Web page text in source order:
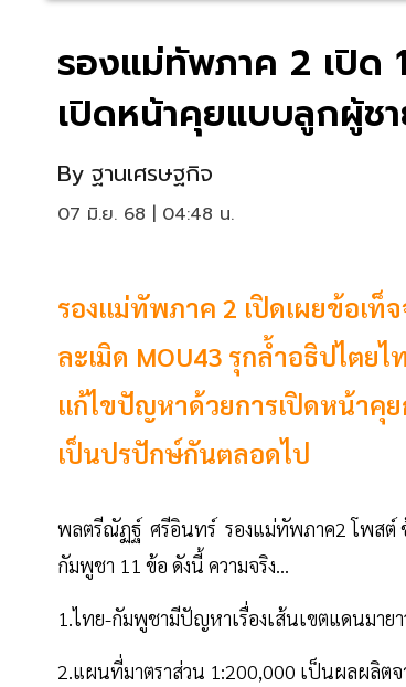
รองแม่ทัพภาค 2 เปิด
เปิดหน้าคุยแบบลูกผู้ช
By ฐานเศรษฐกิจ
07 มิ.ย. 68 | 04:48 น.
รองแม่ทัพภาค 2 เปิดเผยข้อเ
ละเมิด MOU43 รุกล้ำอธิปไตย
แก้ไขปัญหาด้วยการเปิดหน้าคุย
เป็นปรปักษ์กันตลอดไป
พลตรีณัฏฐ์ ศรีอินทร์ รองแม่ทัพภาค2 โพสต์
กัมพูชา 11 ข้อ ดังนี้ ความจริง…
1.ไทย-กัมพูชามีปัญหาเรื่องเส้นเขตแดนมา
2.แผนที่มาตราส่วน 1:200,000 เป็นผลผลิต